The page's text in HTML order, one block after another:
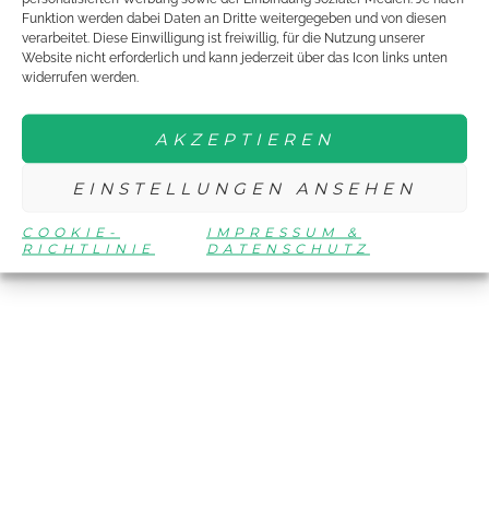
Funktion werden dabei Daten an Dritte weitergegeben und von diesen
verarbeitet. Diese Einwilligung ist freiwillig, für die Nutzung unserer
Website nicht erforderlich und kann jederzeit über das Icon links unten
widerrufen werden.
AKZEPTIEREN
EINSTELLUNGEN ANSEHEN
COOKIE-
RICHTLINIE
IMPRESSUM &
DATENSCHUTZ